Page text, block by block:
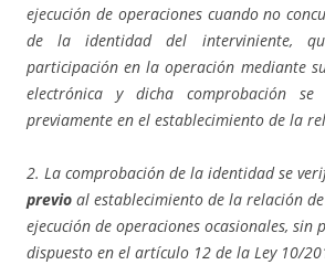
ejecución de operaciones cuando no
de la identidad del interviniente,
participación en la operación mediante
electrónica y dicha comprobación se
previamente en el establecimiento de la
2. La comprobación de la identidad se
previo al establecimiento de la relación
ejecución de operaciones ocasionales, sin
dispuesto en el artículo 12 de la Ley 10/